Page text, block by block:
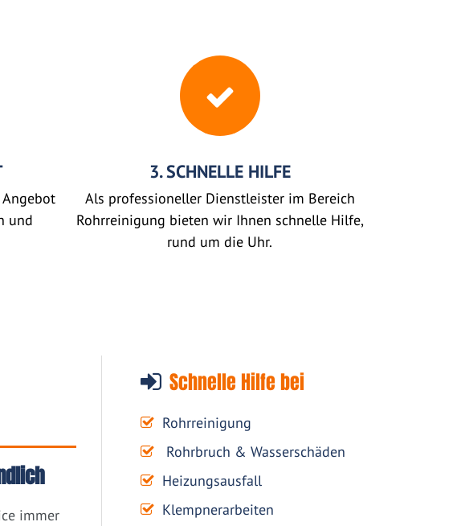
und
3. SCHNELLE HILFE
Als professioneller Dienstleister im Bereich
Rohrreinigung bieten wir Ihnen schnelle Hilfe,
rund um die Uhr.
Schnelle Hilfe bei
Rohrreinigung
Rohrbruch & Wasserschäden
Heizungsausfall
Klempnerarbeiten
immer